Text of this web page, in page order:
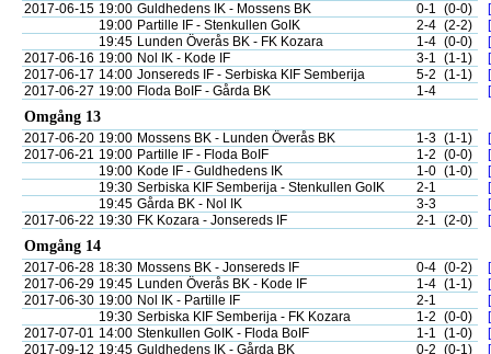
2017-06-15 19:00 Guldhedens IK - Mossens BK 0-1 (0-0)
19:00 Partille IF - Stenkullen GoIK 2-4 (2-2)
19:45 Lunden Överås BK - FK Kozara 1-4 (0-0)
2017-06-16 19:00 Nol IK - Kode IF 3-1 (1-1)
2017-06-17 14:00 Jonsereds IF - Serbiska KIF Semberija 5-2 (1-1)
2017-06-27 19:00 Floda BoIF - Gårda BK 1-4
Omgång 13
2017-06-20 19:00 Mossens BK - Lunden Överås BK 1-3 (1-1)
2017-06-21 19:00 Partille IF - Floda BoIF 1-2 (0-0)
19:00 Kode IF - Guldhedens IK 1-0 (1-0)
19:30 Serbiska KIF Semberija - Stenkullen GoIK 2-1
19:45 Gårda BK - Nol IK 3-3
2017-06-22 19:30 FK Kozara - Jonsereds IF 2-1 (2-0)
Omgång 14
2017-06-28 18:30 Mossens BK - Jonsereds IF 0-4 (0-2)
2017-06-29 19:45 Lunden Överås BK - Kode IF 1-4 (1-1)
2017-06-30 19:00 Nol IK - Partille IF 2-1
19:30 Serbiska KIF Semberija - FK Kozara 1-2 (0-0)
2017-07-01 14:00 Stenkullen GoIK - Floda BoIF 1-1 (1-0)
2017-09-12 19:45 Guldhedens IK - Gårda BK 0-2 (0-1)